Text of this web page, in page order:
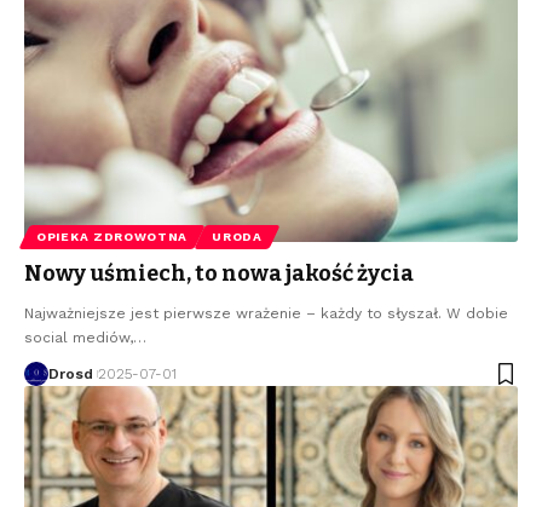
OPIEKA ZDROWOTNA URODA
Nowy uśmiech, to nowa jakość życia
Najważniejsze jest pierwsze wrażenie – każdy to słyszał. W dobie
social mediów,…
Drosd 2025-07-01